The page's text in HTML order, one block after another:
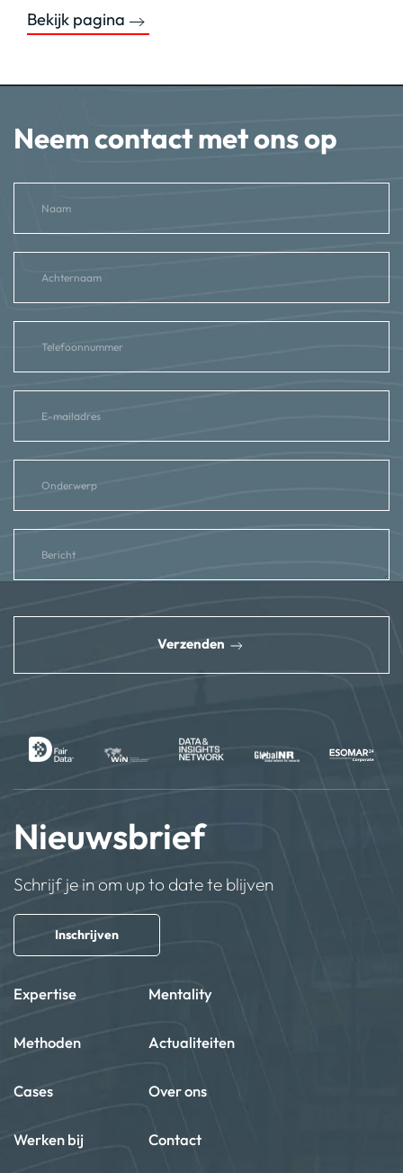
Bekijk pagina
Neem contact met ons op
Verzenden
Nieuwsbrief
Schrijf je in om up to date te blijven
Inschrijven
Expertise Mentality
Methoden Actualiteiten
Cases Over ons
Werken bij Contact